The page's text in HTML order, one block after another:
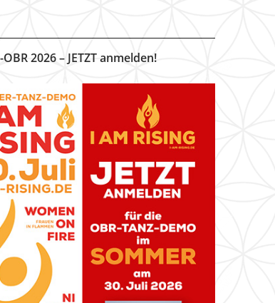
2026 – JETZT anmelden!